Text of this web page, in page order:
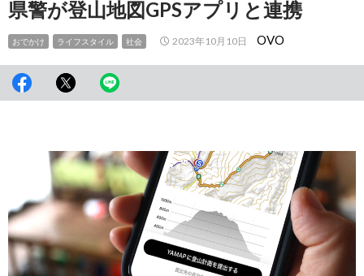
県警が登山地図GPSアプリと連携
おでかけ ライフスタイル 社会 2023年10月10日 OVO